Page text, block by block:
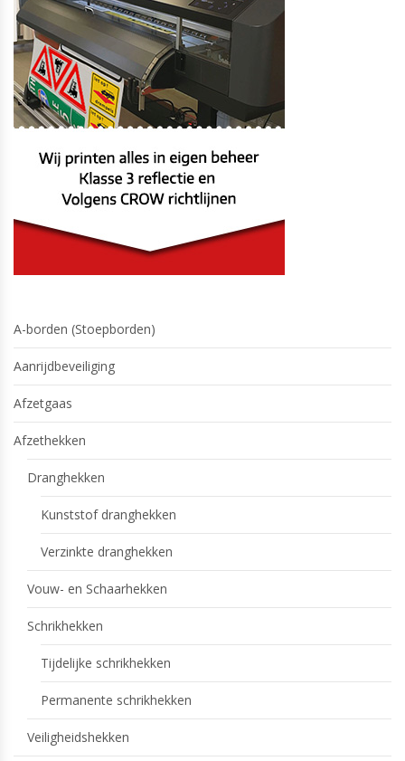
A-borden (Stoepborden)
Aanrijdbeveiliging
Afzetgaas
Afzethekken
Dranghekken
Kunststof dranghekken
Verzinkte dranghekken
Vouw- en Schaarhekken
Schrikhekken
Tijdelijke schrikhekken
Permanente schrikhekken
Veiligheidshekken